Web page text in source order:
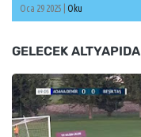
Oca 29 2025 | Oku
GELECEK ALTYAPIDA